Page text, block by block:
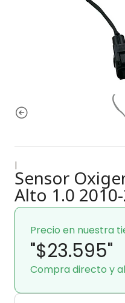
|
Sensor
Alto 1.0
Precio en nuestra
"$23.595"
Compra directo y